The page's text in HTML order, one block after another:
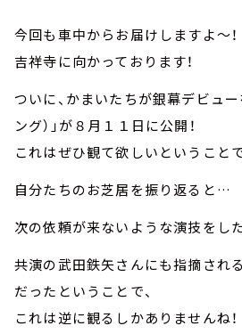
今回も車中からお届けしますよ～！
吉祥寺に向かっております！
ついに、かまいたちが銀幕デビュー
ング）」が８月１１日に公開！
これはぜひ観て欲しいということ
自分たちのお芝居を振り返ると…
次の依頼が来ないような演技をした
共演の武田鉄矢さんにも指摘され
だったということで、
これは逆に観るしかありませんね！